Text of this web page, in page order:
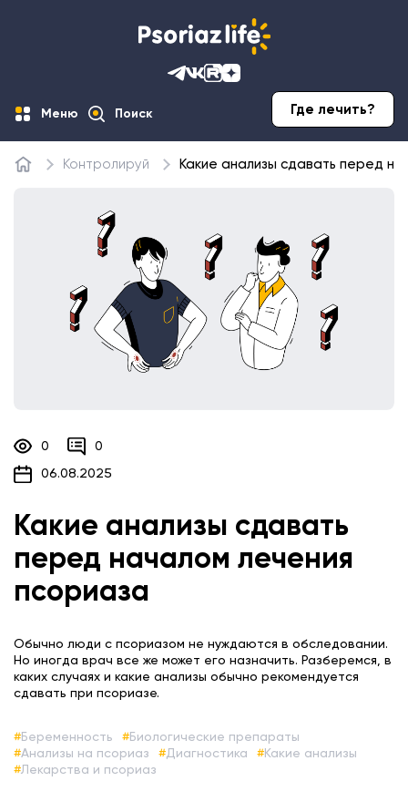
Меню Поиск Где лечить?
Главная Контролируй Какие анализы сдавать перед
0 0
06.08.2025
Какие анализы сдавать
перед началом лечения
псориаза
Обычно люди с псориазом не нуждаются в обследовании.
Но иногда врач все же может его назначить. Разберемся, в
каких случаях и какие анализы обычно рекомендуется
сдавать при псориазе.
Беременность
Биологические препараты
Анализы на псориаз
Диагностика
Какие анализы
Лекарства и псориаз